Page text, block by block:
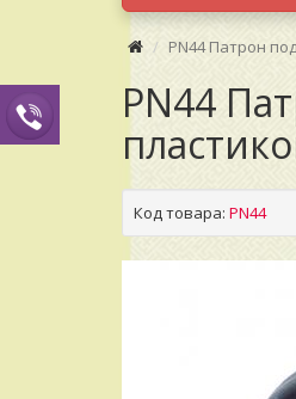
PN44 Патрон
PN44
Код товара: PN44